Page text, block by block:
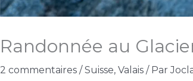
Randonnée au
2 commentaires / Suisse, Valais/ Par